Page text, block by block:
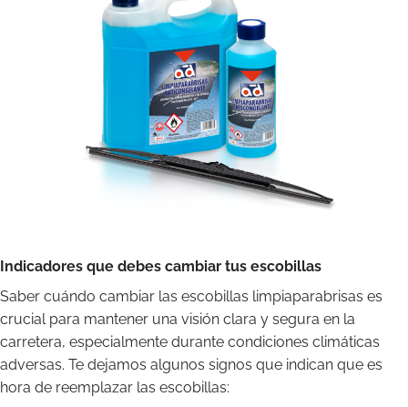
Indicadores que debes cambiar tus escobillas
Saber cuándo cambiar las escobillas limpiaparabrisas es
crucial para mantener una visión clara y segura en la
carretera, especialmente durante condiciones climáticas
adversas. Te dejamos algunos signos que indican que es
hora de reemplazar las escobillas: